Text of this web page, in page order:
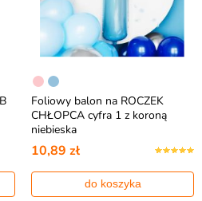
Foliowy balon na ROCZEK
CHŁOPCA cyfra 1 z koroną
niebieska
10,89 zł
do koszyka